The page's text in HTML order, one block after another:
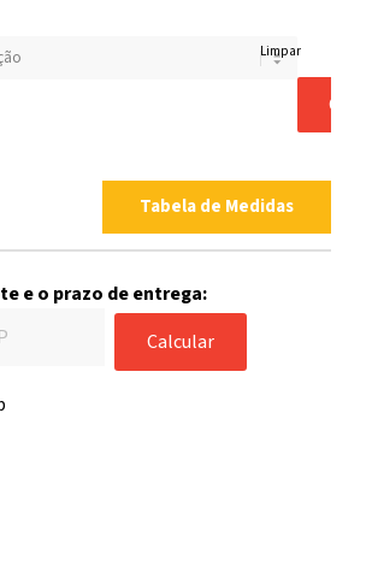
Limpar
Tabela de Medidas
e o prazo de entrega:
Calcular